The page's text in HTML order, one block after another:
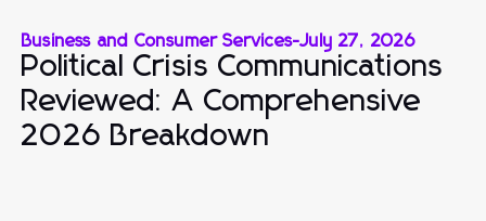
Business and Consumer Services-July 27, 2026
Political Crisis Communications
Reviewed: A Comprehensive
2026 Breakdown